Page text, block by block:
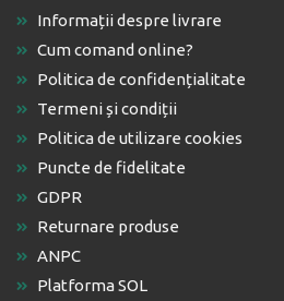
Informații despre livrare
Cum comand online?
Politica de confidențialitate
Termeni și condiții
Politica de utilizare cookies
Puncte de fidelitate
GDPR
Returnare produse
ANPC
Platforma SOL